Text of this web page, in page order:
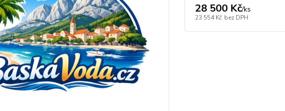
28 500 Kč/ks
23 554 Kč bez DPH